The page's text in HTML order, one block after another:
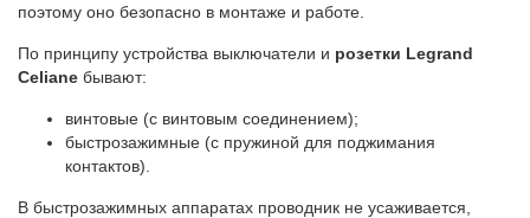
поэтому оно безопасно в монтаже и работе.
По принципу устройства выключатели и розетки Legrand
Celiane бывают:
винтовые (с винтовым соединением);
быстрозажимные (с пружиной для поджимания
контактов).
В быстрозажимных аппаратах проводник не усаживается,